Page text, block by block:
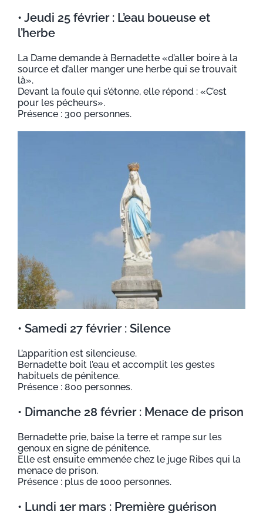
• Jeudi 25 février : L’eau boueuse et
l’herbe
La Dame demande à Bernadette «d’aller boire à la
source et d’aller manger une herbe qui se trouvait
là».
Devant la foule qui s’étonne, elle répond : «C’est
pour les pécheurs».
Présence : 300 personnes.
• Samedi 27 février : Silence
L’apparition est silencieuse.
Bernadette boit l’eau et accomplit les gestes
habituels de pénitence.
Présence : 800 personnes.
• Dimanche 28 février : Menace de prison
Bernadette prie, baise la terre et rampe sur les
genoux en signe de pénitence.
Elle est ensuite emmenée chez le juge Ribes qui la
menace de prison.
Présence : plus de 1000 personnes.
• Lundi 1er mars : Première guérison